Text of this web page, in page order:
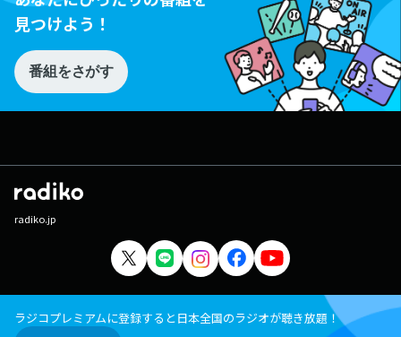
見つけよう！
番組をさがす
radiko.jp
ラジコプレミアムに登録すると日本全国のラジオが聴き放題！